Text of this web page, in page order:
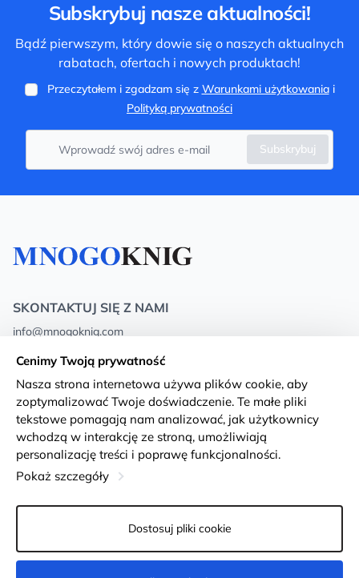
Subskrybuj nasze aktualności!
Bądź pierwszym, który dowie się o naszych aktualnych
rabatach, ofertach i nowych produktach!
Przeczytałem i zgadzam się z Warunkami użytkowaniai
Polityką prywatności
Subskrybuj
SKONTAKTUJ SIĘ Z NAMI
info@mnogoknig.com
Rīga, Augusta Deglava 69d, LV-1082
O nas
Sklepy
Dostawa i płatność
Karty lojalnościowe
Dla klientów hurtowych
Privacy Policy
Warunki i zasady
Returns
Ustawienia plików cookie
Cenimy Twoją prywatność
Nasza strona internetowa używa plików cookie, aby
zoptymalizować Twoje doświadczenie. Te małe pliki
tekstowe pomagają nam analizować, jak użytkownicy
wchodzą w interakcję ze stroną, umożliwiają
personalizację treści i poprawę funkcjonalności.
Pokaż szczegóły
Dostosuj pliki cookie